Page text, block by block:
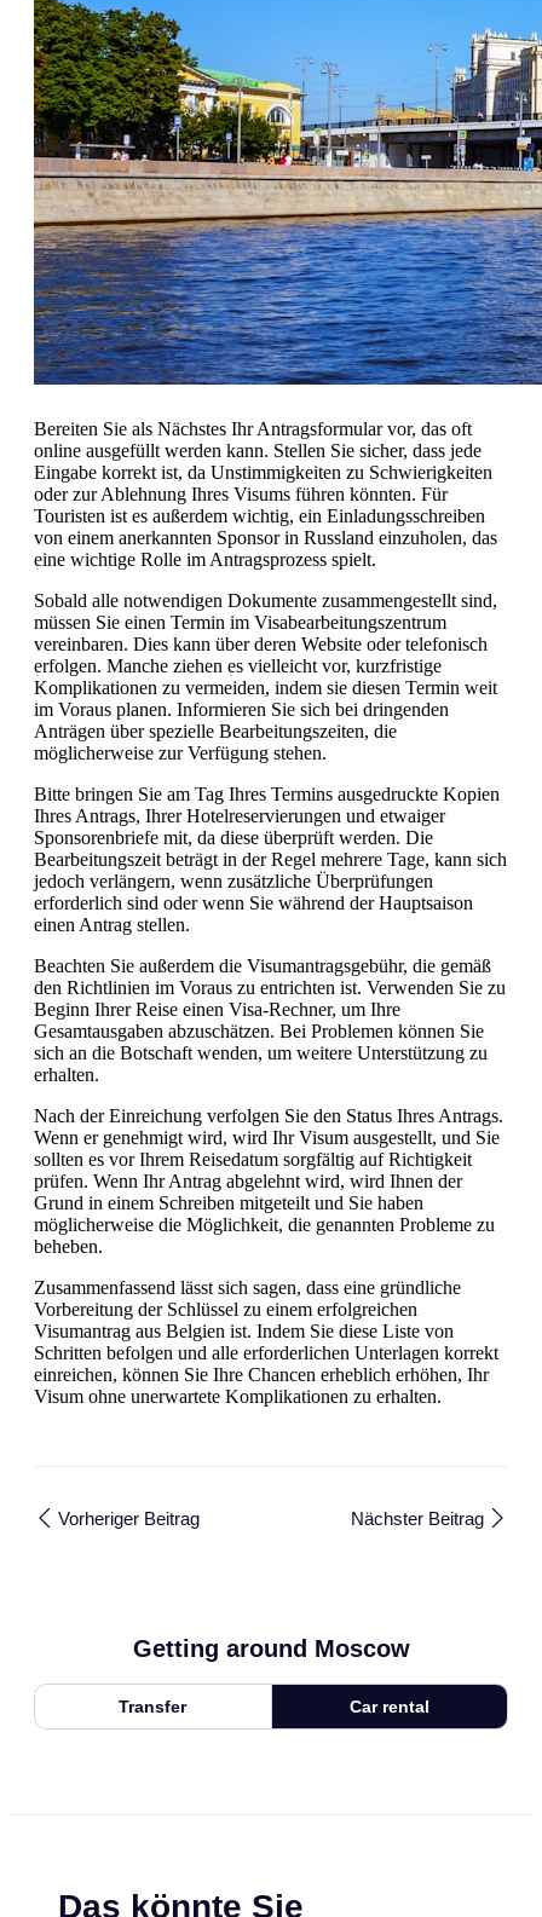
Bereiten Sie als Nächstes Ihr Antragsformular vor, das oft
online ausgefüllt werden kann. Stellen Sie sicher, dass jede
Eingabe korrekt ist, da Unstimmigkeiten zu Schwierigkeiten
oder zur Ablehnung Ihres Visums führen könnten. Für
Touristen ist es außerdem wichtig, ein Einladungsschreiben
von einem anerkannten Sponsor in Russland einzuholen, das
eine wichtige Rolle im Antragsprozess spielt.
Sobald alle notwendigen Dokumente zusammengestellt sind,
müssen Sie einen Termin im Visabearbeitungszentrum
vereinbaren. Dies kann über deren Website oder telefonisch
erfolgen. Manche ziehen es vielleicht vor, kurzfristige
Komplikationen zu vermeiden, indem sie diesen Termin weit
im Voraus planen. Informieren Sie sich bei dringenden
Anträgen über spezielle Bearbeitungszeiten, die
möglicherweise zur Verfügung stehen.
Bitte bringen Sie am Tag Ihres Termins ausgedruckte Kopien
Ihres Antrags, Ihrer Hotelreservierungen und etwaiger
Sponsorenbriefe mit, da diese überprüft werden. Die
Bearbeitungszeit beträgt in der Regel mehrere Tage, kann sich
jedoch verlängern, wenn zusätzliche Überprüfungen
erforderlich sind oder wenn Sie während der Hauptsaison
einen Antrag stellen.
Beachten Sie außerdem die Visumantragsgebühr, die gemäß
den Richtlinien im Voraus zu entrichten ist. Verwenden Sie zu
Beginn Ihrer Reise einen Visa-Rechner, um Ihre
Gesamtausgaben abzuschätzen. Bei Problemen können Sie
sich an die Botschaft wenden, um weitere Unterstützung zu
erhalten.
Nach der Einreichung verfolgen Sie den Status Ihres Antrags.
Wenn er genehmigt wird, wird Ihr Visum ausgestellt, und Sie
sollten es vor Ihrem Reisedatum sorgfältig auf Richtigkeit
prüfen. Wenn Ihr Antrag abgelehnt wird, wird Ihnen der
Grund in einem Schreiben mitgeteilt und Sie haben
möglicherweise die Möglichkeit, die genannten Probleme zu
beheben.
Zusammenfassend lässt sich sagen, dass eine gründliche
Vorbereitung der Schlüssel zu einem erfolgreichen
Visumantrag aus Belgien ist. Indem Sie diese Liste von
Schritten befolgen und alle erforderlichen Unterlagen korrekt
einreichen, können Sie Ihre Chancen erheblich erhöhen, Ihr
Visum ohne unerwartete Komplikationen zu erhalten.
Vorheriger Beitrag Nächster Beitrag
Getting around Moscow
Transfer Car rental
Das könnte Sie